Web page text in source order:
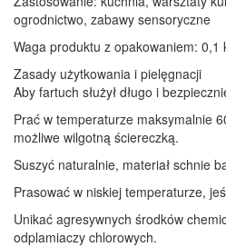
ogrodnictwo, zabawy sensoryczne
Waga produktu z opakowaniem: 0,1
Zasady użytkowania i pielęgnacji
Aby fartuch służył długo i
Prać w temperaturze maksymalnie
możliwe wilgotną ściereczką.
Suszyć naturalnie, materiał schnie
Prasować w niskiej temperaturze,
Unikać agresywnych środków
odplamiaczy chlorowych.